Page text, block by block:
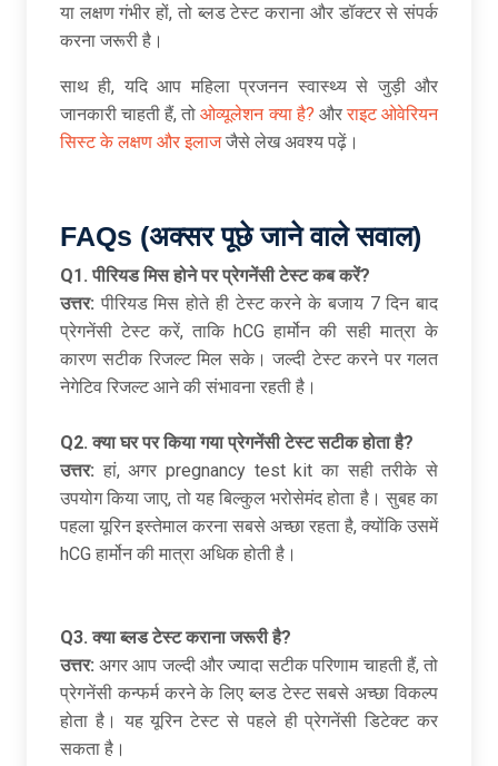
या लक्षण गंभीर हों, तो ब्लड टेस्ट कराना और डॉक्टर से संपर्क
करना जरूरी है।
साथ ही, यदि आप महिला प्रजनन स्वास्थ्य से जुड़ी और
जानकारी चाहती हैं, तोओव्यूलेशन क्या है? औरराइट ओवेरियन
सिस्ट के लक्षण और इलाजजैसे लेख अवश्य पढ़ें।
FAQs (अक्सर पूछे जाने वाले सवाल)
Q1.पीरियड मिस होने पर प्रेगनेंसी टेस्ट कब करें?
उत्तर: पीरियड मिस होते ही टेस्ट करने के बजाय 7 दिन बाद
प्रेगनेंसी टेस्ट करें, ताकि hCG हार्मोन की सही मात्रा के
कारण सटीक रिजल्ट मिल सके। जल्दी टेस्ट करने पर गलत
नेगेटिव रिजल्ट आने की संभावना रहती है।
Q2.क्या घर पर किया गया प्रेगनेंसी टेस्ट सटीक होता है?
उत्तर: हां, अगर pregnancy test kit का सही तरीके से
उपयोग किया जाए, तो यह बिल्कुल भरोसेमंद होता है। सुबह का
पहला यूरिन इस्तेमाल करना सबसे अच्छा रहता है, क्योंकि उसमें
hCG हार्मोन की मात्रा अधिक होती है।
Q3.क्या ब्लड टेस्ट कराना जरूरी है?
उत्तर: अगर आप जल्दी और ज्यादा सटीक परिणाम चाहती हैं, तो
प्रेगनेंसी कन्फर्म करने के लिए ब्लड टेस्ट सबसे अच्छा विकल्प
होता है। यह यूरिन टेस्ट से पहले ही प्रेगनेंसी डिटेक्ट कर
सकता है।